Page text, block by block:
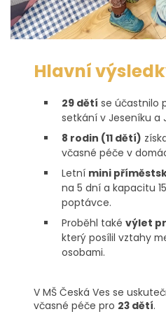
Hlavní
29 dětí se účastnilo
setkání v Jeseníku a
8 rodin (11 dětí)
včasné péče v
Letní mini
na 5 dní a kapacitu
poptávce.
Proběhl takévýlet
který posílil vztahy
osobami.
V MŠ Česká Ves se
včasné péče pro 23 dětí.